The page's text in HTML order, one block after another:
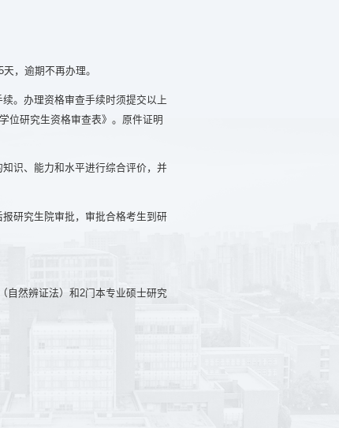
，逾期不再办理。
。办理资格审查手续时须提交以上
位研究生资格审查表》。原件证明
识、能力和水平进行综合评价， 并
研究生院审批，审批合格考生到研
自然辨证法）和2门本专业硕士研究